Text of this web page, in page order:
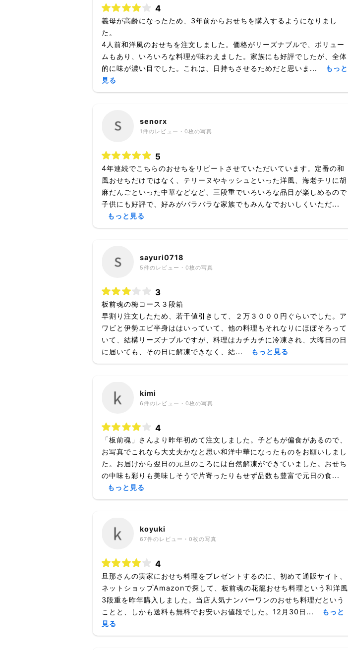
4
義母が高齢になったため、3年前からおせちを購入するようになりまし
た。
4人前和洋風のおせちを注文しました。価格がリーズナブルで、ボリュー
ムもあり、いろいろな料理が味わえました。家族にも好評でしたが、全体
的に味が濃い目でした。これは、日持ちさせるためだと思いま...
もっと
見る
senorx
1 件のレビュー・ 0枚の写真
5
4年連続でこちらのおせちをリピートさせていただいています。定番の和
風おせちだけではなく、テリーヌやキッシュといった洋風、海老チリに胡
麻だんごといった中華などなど、三段重でいろいろな品目が楽しめるので
子供にも好評で、好みがバラバラな家族でもみんなでおいしくいただ...
もっと見る
sayuri0718
5件のレビュー・ 0枚の写真
3
板前魂の梅コース３段箱
早割り注文したため、若干値引きして、２万３０００円ぐらいでした。ア
ワビと伊勢エビ半身ははいっていて、他の料理もそれなりにほぼそろって
いて、結構リーズナブルですが、料理はカチカチに冷凍され、大晦日の日
に届いても、その日に解凍できなく、結...
もっと見る
kimi
6件のレビュー・ 0枚の写真
4
「板前魂」さんより昨年初めて注文しました。子どもが偏食があるので、
お写真でこれなら大丈夫かなと思い和洋中華になったものをお願いしまし
た。お届けから翌日の元旦のころには自然解凍ができていました。おせち
の中味も彩りも美味しそうで片寄ったりもせず品数も豊富で元日の食...
もっと見る
koyuki
67件のレビュー・ 0枚の写真
4
旦那さんの実家におせち料理をプレゼントするのに、初めて通販サイト、
ネットショップAmazonで探して、板前魂の花籠おせち料理という和洋風
3段重を昨年購入しました。当店人気ナンバーワンのおせち料理だという
ことと、しかも送料も無料でお安いお値段でした。12月30日...
もっと
見る